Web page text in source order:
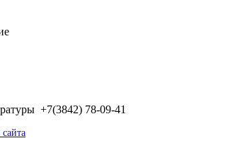
+7(3842) 78-09-41